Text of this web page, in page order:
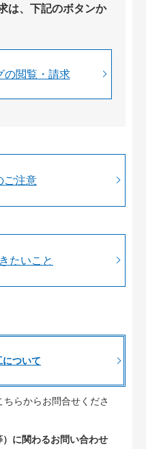
は、下記のボタンか
の閲覧・請求
ご注意
たいこと
ついて
らからお問合せくださ
に関わるお問い合わせ